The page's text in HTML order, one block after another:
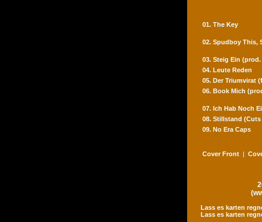
01. The Key
02. Spudboy This,
03. Steig Ein
04. Leute Reden
05. Der Triumvirat
06. Book Mich
07. Ich Hab Noch
08. Stillstand
09. No Era Caps
Cover Front |
Lass es karten
Lass es karten